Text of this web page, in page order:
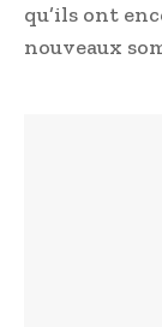
qu’ils ont
nouveaux